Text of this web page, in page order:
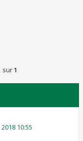
h
sur1
10:55